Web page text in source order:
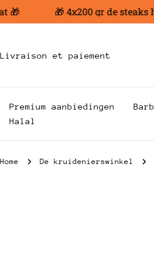
Ga
naar
🎁 4x200 gr de steaks
Livraison et paiement
Premium aanbiedingen
Halal
Home De kruidenierswinkel